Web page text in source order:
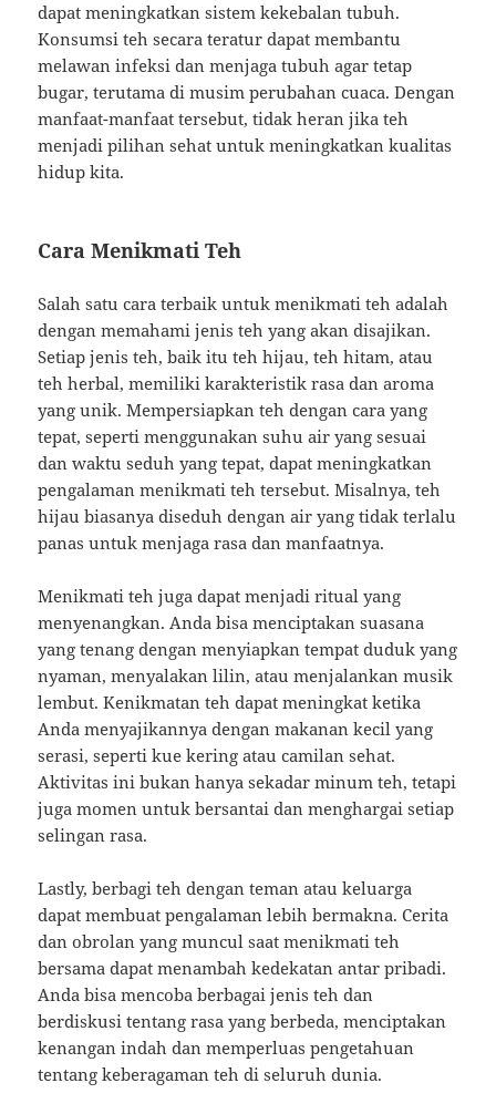
dapat meningkatkan sistem kekebalan tubuh.
Konsumsi teh secara teratur dapat membantu
melawan infeksi dan menjaga tubuh agar tetap
bugar, terutama di musim perubahan cuaca. Dengan
manfaat-manfaat tersebut, tidak heran jika teh
menjadi pilihan sehat untuk meningkatkan kualitas
hidup kita.
Cara Menikmati Teh
Salah satu cara terbaik untuk menikmati teh adalah
dengan memahami jenis teh yang akan disajikan.
Setiap jenis teh, baik itu teh hijau, teh hitam, atau
teh herbal, memiliki karakteristik rasa dan aroma
yang unik. Mempersiapkan teh dengan cara yang
tepat, seperti menggunakan suhu air yang sesuai
dan waktu seduh yang tepat, dapat meningkatkan
pengalaman menikmati teh tersebut. Misalnya, teh
hijau biasanya diseduh dengan air yang tidak terlalu
panas untuk menjaga rasa dan manfaatnya.
Menikmati teh juga dapat menjadi ritual yang
menyenangkan. Anda bisa menciptakan suasana
yang tenang dengan menyiapkan tempat duduk yang
nyaman, menyalakan lilin, atau menjalankan musik
lembut. Kenikmatan teh dapat meningkat ketika
Anda menyajikannya dengan makanan kecil yang
serasi, seperti kue kering atau camilan sehat.
Aktivitas ini bukan hanya sekadar minum teh, tetapi
juga momen untuk bersantai dan menghargai setiap
selingan rasa.
Lastly, berbagi teh dengan teman atau keluarga
dapat membuat pengalaman lebih bermakna. Cerita
dan obrolan yang muncul saat menikmati teh
bersama dapat menambah kedekatan antar pribadi.
Anda bisa mencoba berbagai jenis teh dan
berdiskusi tentang rasa yang berbeda, menciptakan
kenangan indah dan memperluas pengetahuan
tentang keberagaman teh di seluruh dunia.